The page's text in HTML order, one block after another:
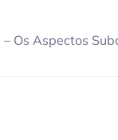
Os Aspectos